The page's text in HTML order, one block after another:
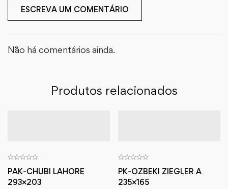
ESCREVA UM COMENTÁRIO
Não há comentários ainda.
Produtos relacionados
PAK-CHUBI LAHORE
293×203
PK-OZBEKI ZIEGLER A
235×165